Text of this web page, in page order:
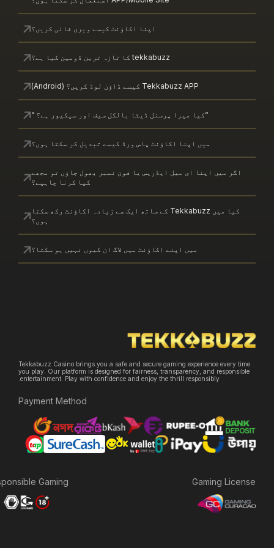
اپنا اکاؤنٹ کیسے ویری فائی کریں؟
Tekkabuzz APP کیسے ڈاؤن لوڈ کریں؟ (Android)
“کیا میرا پرسنل ڈیٹا بالکل سیف اور سیکیور ہے؟ “
میں اپنا اکاؤنٹ پاس ورڈ کیسے تبدیل کر سکتا ہوں؟
اپنا ای میل ایڈریس یا فون نمبر بھول جاؤں تو مجھے
کیا کرنا چاہیے؟
کیا میں Tekkabuzz کے ساتھ ایک سے زیادہ اکاؤنٹ رکھ سکتا
میں اپنے اکاؤنٹ میں لاگ ان کیوں نہیں ہو سکتا؟
Tekkabuzz Casino brings you a safe and secure gaming experience
you play. Our platform is designed for fairness, transparency, and
entertainment. Play with confidence and enjoy the thrill responsibly.
Payment Method
Responsible Gaming: